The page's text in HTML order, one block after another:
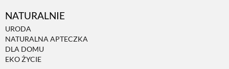
NATURALNIE
URODA
NATURALNA APTECZKA
DLA DOMU
EKO ŻYCIE